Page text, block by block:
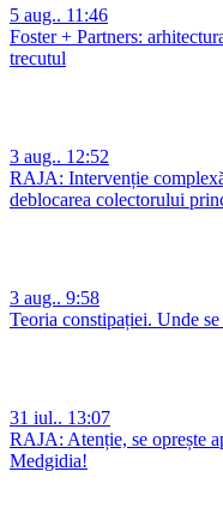
5 aug.. 11:46
Foster + Partners:
trecutul
3 aug.. 12:52
RAJA: Intervenție
deblocarea colectorului
3 aug.. 9:58
Teoria constipației. Unde
31 iul.. 13:07
RAJA: Atenție, se oprește
Medgidia!